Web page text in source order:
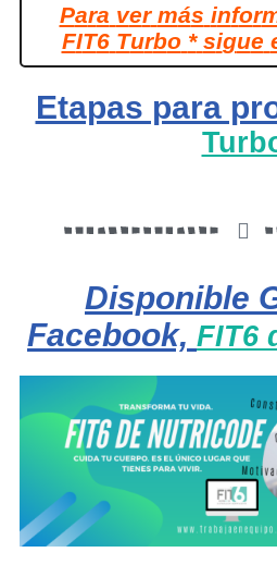
Para ver más infor
FIT6 Turbo * sigue
Etapas para
Disponible
Facebook, FIT6